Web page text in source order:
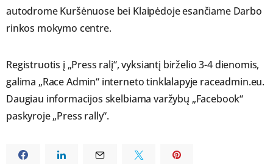
autodrome Kuršėnuose bei Klaipėdoje esančiame Darbo
rinkos mokymo centre.
Registruotis į „Press ralį“, vyksiantį birželio 3-4 dienomis,
galima „Race Admin“ interneto tinklalapyje raceadmin.eu.
Daugiau informacijos skelbiama varžybų „Facebook“
paskyroje „Press rally“.